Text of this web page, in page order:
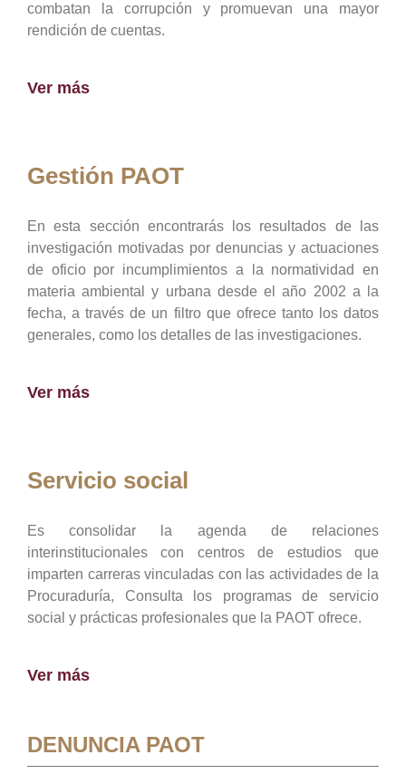
combatan la corrupción y promuevan una mayor
rendición de cuentas.
Ver más
Gestión PAOT
En esta sección encontrarás los resultados de las
investigación motivadas por denuncias y actuaciones
de oficio por incumplimientos a la normatividad en
materia ambiental y urbana desde el año 2002 a la
fecha, a través de un filtro que ofrece tanto los datos
generales, como los detalles de las investigaciones.
Ver más
Servicio social
Es consolidar la agenda de relaciones
interinstitucionales con centros de estudios que
imparten carreras vinculadas con las actividades de la
Procuraduría, Consulta los programas de servicio
social y prácticas profesionales que la PAOT ofrece.
Ver más
DENUNCIA PAOT